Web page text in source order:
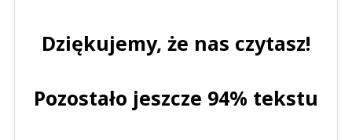
Dziękujemy, że nas czytasz!
Pozostało jeszcze 94% tekstu